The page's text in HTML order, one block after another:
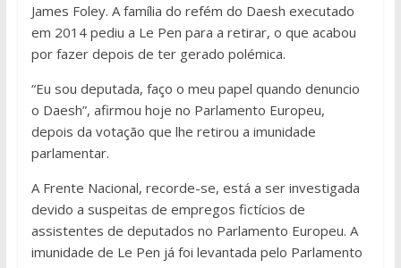
James Foley. A família do refém do Daesh executado
em 2014 pediu a Le Pen para a retirar, o que acabou
por fazer depois de ter gerado polémica.
“Eu sou deputada, faço o meu papel quando denuncio
o Daesh”, afirmou hoje no Parlamento Europeu,
depois da votação que lhe retirou a imunidade
parlamentar.
A Frente Nacional, recorde-se, está a ser investigada
devido a suspeitas de empregos fictícios de
assistentes de deputados no Parlamento Europeu. A
imunidade de Le Pen já foi levantada pelo Parlamento